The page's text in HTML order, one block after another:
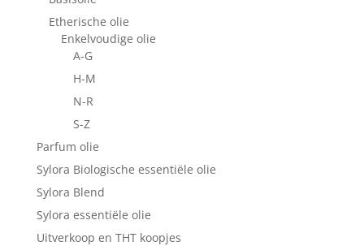
Etherische olie
Enkelvoudige olie
A-G
H-M
N-R
S-Z
Parfum olie
Sylora Biologische essentiële olie
Sylora Blend
Sylora essentiële olie
Uitverkoop en THT koopjes